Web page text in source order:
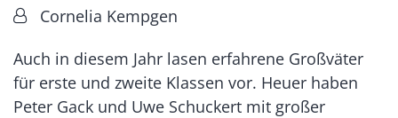
Von:Cornelia Kempgen
Auch in diesem Jahr lasen erfahrene Großväter
für erste und zweite Klassen vor. Heuer haben
Peter Gack und Uwe Schuckert mit großer